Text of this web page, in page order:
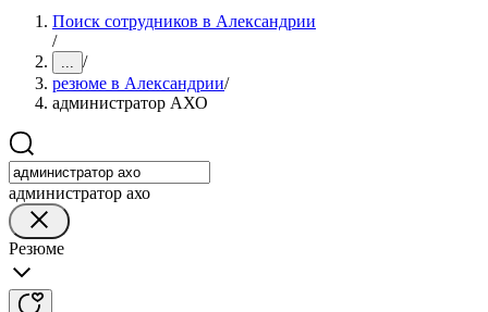
Поиск сотрудников в Александрии
/
... /
резюме в Александрии/
администратор АХО
администратор ахо
Резюме